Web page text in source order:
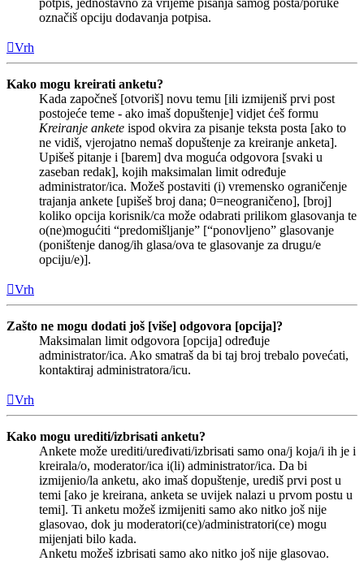
označiš opciju dodavanja potpisa.
Vrh
Kako mogu kreirati anketu?
Kada započneš [otvoriš] novu temu [ili izmijeniš prvi post
postojeće teme - ako imaš dopuštenje] vidjet ćeš formu
Kreiranje ankete ispod okvira za pisanje teksta posta [ako to
ne vidiš, vjerojatno nemaš dopuštenje za kreiranje anketa].
Upišeš pitanje i [barem] dva moguća odgovora [svaki u
zaseban redak], kojih maksimalan limit određuje
administrator/ica. Možeš postaviti (i) vremensko ograničenje
trajanja ankete [upišeš broj dana; 0=neograničeno], [broj]
koliko opcija korisnik/ca može odabrati prilikom glasovanja te
o(ne)mogućiti “predomišljanje” [“ponovljeno” glasovanje
(poništenje danog/ih glasa/ova te glasovanje za drugu/e
opciju/e)].
Vrh
Zašto ne mogu dodati još [više] odgovora [opcija]?
Maksimalan limit odgovora [opcija] određuje
administrator/ica. Ako smatraš da bi taj broj trebalo povećati,
kontaktiraj administratora/icu.
Vrh
Kako mogu urediti/izbrisati anketu?
Ankete može urediti/uređivati/izbrisati samo ona/j koja/i ih je i
kreirala/o, moderator/ica i(li) administrator/ica. Da bi
izmijenio/la anketu, ako imaš dopuštenje, urediš prvi post u
temi [ako je kreirana, anketa se uvijek nalazi u prvom postu u
temi]. Ti anketu možeš izmijeniti samo ako nitko još nije
glasovao, dok ju moderatori(ce)/administratori(ce) mogu
mijenjati bilo kada.
Anketu možeš izbrisati samo ako nitko još nije glasovao.